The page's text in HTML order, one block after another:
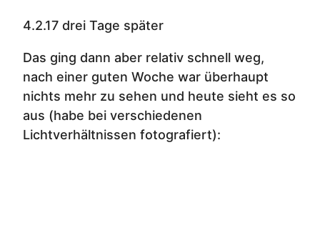
4.2.17 drei Tage später
Das ging dann aber relativ schnell weg,
nach einer guten Woche war überhaupt
nichts mehr zu sehen und heute sieht es so
aus (habe bei verschiedenen
Lichtverhältnissen fotografiert):